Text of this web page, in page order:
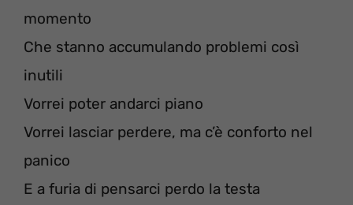
momento
Che stanno accumulando problemi così
inutili
Vorrei poter andarci piano
Vorrei lasciar perdere, ma c’è conforto nel
panico
E a furia di pensarci perdo la testa